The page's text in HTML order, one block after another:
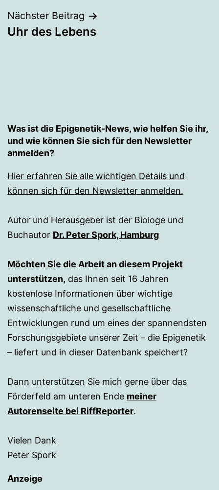
Nächster Beitrag
Uhr des Lebens
Was ist die Epigenetik-News, wie helfen Sie ihr,
und wie können Sie sich für den Newsletter
anmelden?
Hier erfahren Sie alle wichtigen Details und
können sich für den Newsletter anmelden.
Autor und Herausgeber ist der Biologe und
Buchautor Dr. Peter Spork, Hamburg
Möchten Sie die Arbeit an diesem Projekt
unterstützen, das Ihnen seit 16 Jahren
kostenlose Informationen über wichtige
wissenschaftliche und gesellschaftliche
Entwicklungen rund um eines der spannendsten
Forschungsgebiete unserer Zeit – die Epigenetik
– liefert und in dieser Datenbank speichert?
Dann unterstützen Sie mich gerne über das
Förderfeld am unteren Ende meiner
Autorenseite bei RiffReporter.
Vielen Dank
Peter Spork
Anzeige